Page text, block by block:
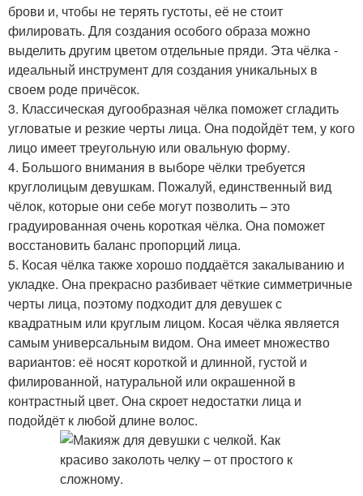
брови и, чтобы не терять густоты, её не стоит
филировать. Для создания особого образа можно
выделить другим цветом отдельные пряди. Эта чёлка -
идеальный инструмент для создания уникальных в
своем роде причёсок.
3. Классическая дугообразная чёлка поможет сгладить
угловатые и резкие черты лица. Она подойдёт тем, у кого
лицо имеет треугольную или овальную форму.
4. Большого внимания в выборе чёлки требуется
круглолицым девушкам. Пожалуй, единственный вид
чёлок, которые они себе могут позволить – это
градуированная очень короткая чёлка. Она поможет
восстановить баланс пропорций лица.
5. Косая чёлка также хорошо поддаётся закалыванию и
укладке. Она прекрасно разбивает чёткие симметричные
черты лица, поэтому подходит для девушек с
квадратным или круглым лицом. Косая чёлка является
самым универсальным видом. Она имеет множество
вариантов: её носят короткой и длинной, густой и
филированной, натуральной или окрашенной в
контрастный цвет. Она скроет недостатки лица и
подойдёт к любой длине волос.